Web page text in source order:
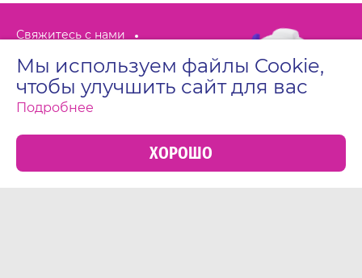
Свяжитесь с нами
Политика по использованию файлов cookies
Положения и условия
Карта сайта
Заявление о конфиденциальности
Политика обработки персональных данных
Отбеливание и удаление пятен:
Мы используем файлы Cookie,
чтобы улучшить сайт для вас
Подробнее
ХОРОШО